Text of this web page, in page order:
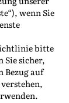
wenn Sie
bitte
sicher,
Bezug auf